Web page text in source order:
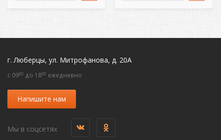
г. Люберцы, ул. Митрофанова, д. 20А
c 0900 до 1800 ежедневно
Напишите нам
Мы в соцсетях